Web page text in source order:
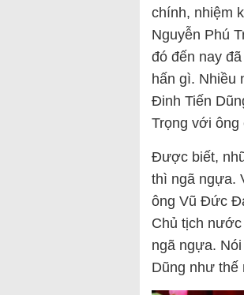
chính, nhiệm
Nguyễn Phú
đó đến nay
hấn gì. Nhiều
Đinh Tiến
Trọng với
Được biết,
thì ngã ngựa.
ông Vũ Đức
Chủ tịch
ngã ngựa.
Dũng như thế